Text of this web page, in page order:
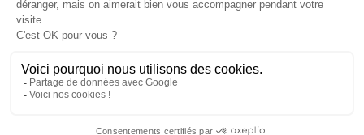
Siège social : RN 11 - Rte de la Mothe Les Champs Dorés, LA CRECHE (79260) -